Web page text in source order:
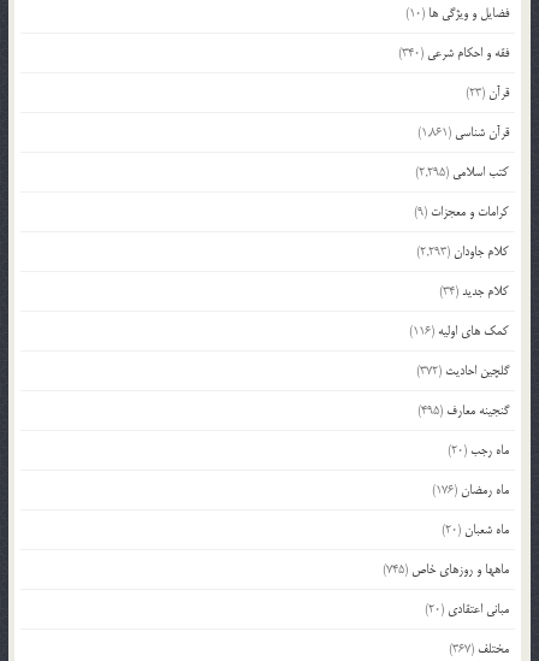
فضایل و ویژگی ها (10)
فقه و احکام شرعی (340)
قرآن(23)
قرآن شناسی (1,861)
کتب اسلامی (2,295)
کرامات و معجزات (9)
کلام جاودان(2,293)
کلام جدید(34)
کمک های اولیه (116)
گلچین احادیث (372)
گنجینه معارف (495)
ماه رجب(20)
ماه رمضان(176)
ماه شعبان(20)
ماهها و روزهای خاص (745)
مبانی اعتقادی (20)
مختلف (367)